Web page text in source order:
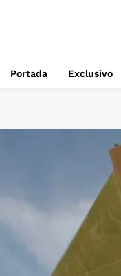
Portada Exclusivo